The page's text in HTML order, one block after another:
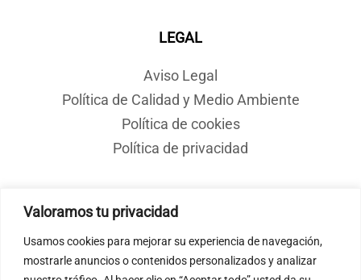
Valoramos tu privacidad
Usamos cookies para mejorar su experiencia de navegación,
mostrarle anuncios o contenidos personalizados y analizar
LEGAL
Aviso Legal
Política de Calidad y Medio Ambiente
Política de cookies
Política de privacidad
COTELSA